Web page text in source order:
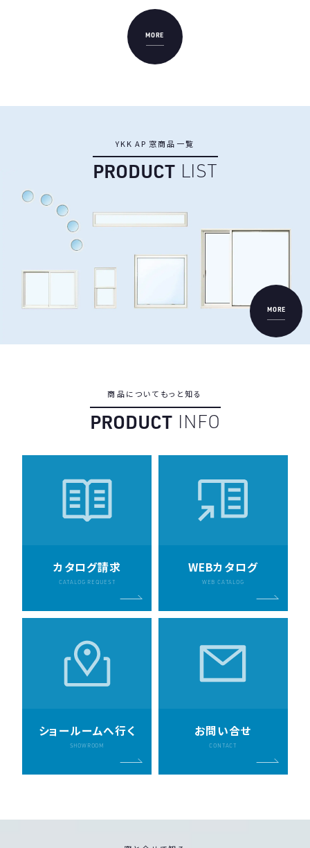
MORE
YKK AP 窓商品 一覧
PRODUCT LIST
MORE
商品に ついて もっ と知る
PRODUCT INFO
カタログ請求
CATALOG REQUEST
WEBカタログ
WEB CATALOG
ショールームへ行く
SHOWROOM
お問い合せ
CONTACT